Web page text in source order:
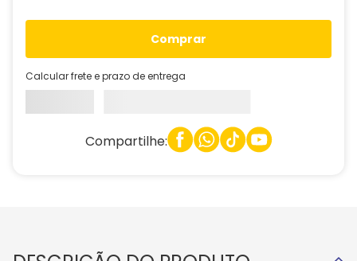
comprar
Calcular frete e prazo de entrega
Compartilhe: